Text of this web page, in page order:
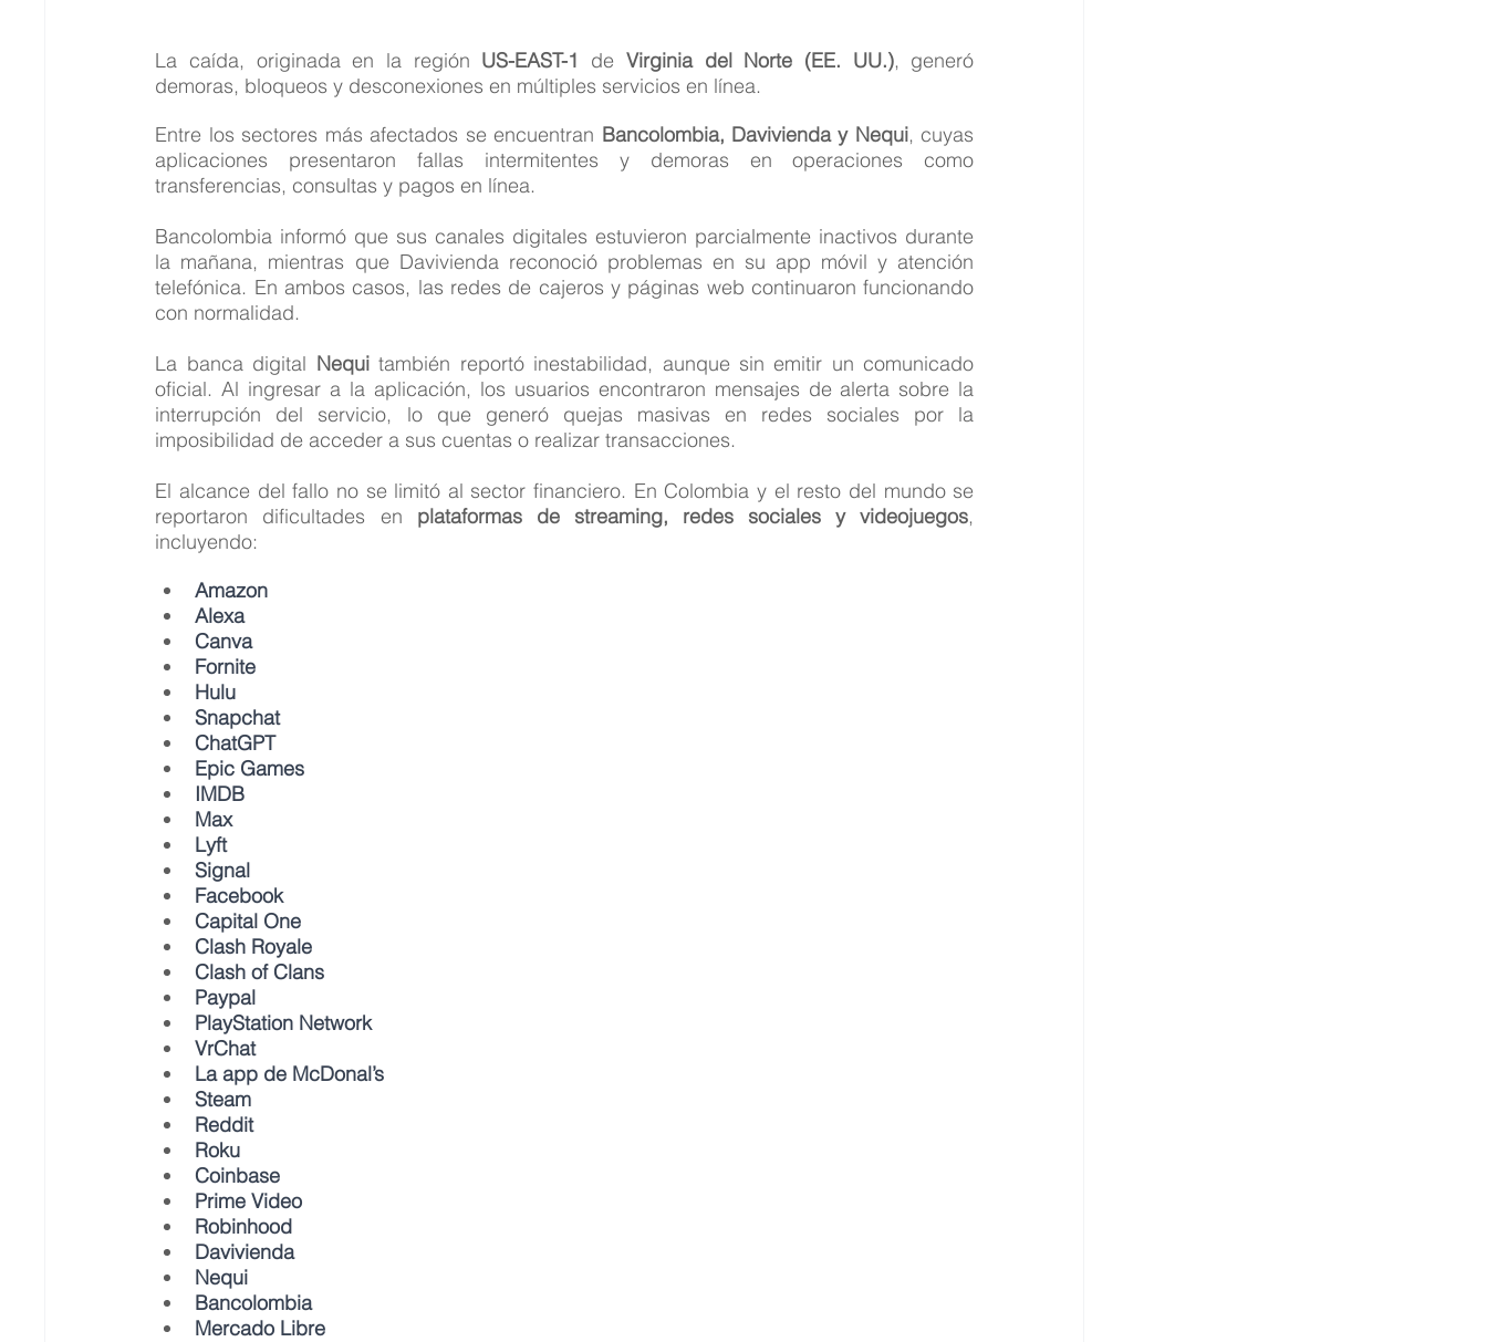
La caída, originada en la región US-EAST-1 de Virginia del Norte (EE. UU.), generó
demoras, bloqueos y desconexiones en múltiples servicios en línea.
Entre los sectores más afectados se encuentran Bancolombia, Davivienda y Nequi, cuyas
aplicaciones presentaron fallas intermitentes y demoras en operaciones como
transferencias, consultas y pagos en línea.
Bancolombia informó que sus canales digitales estuvieron parcialmente inactivos durante
la mañana, mientras que Davivienda reconoció problemas en su app móvil y atención
telefónica. En ambos casos, las redes de cajeros y páginas web continuaron funcionando
con normalidad.
La banca digital Nequi también reportó inestabilidad, aunque sin emitir un comunicado
oficial. Al ingresar a la aplicación, los usuarios encontraron mensajes de alerta sobre la
interrupción del servicio, lo que generó quejas masivas en redes sociales por la
imposibilidad de acceder a sus cuentas o realizar transacciones.
El alcance del fallo no se limitó al sector financiero. En Colombia y el resto del mundo se
reportaron dificultades en plataformas de streaming, redes sociales y videojuegos,
incluyendo:
Amazon
Alexa
Canva
Fornite
Hulu
Snapchat
ChatGPT
Epic Games
IMDB
Max
Lyft
Signal
Facebook
Capital One
Clash Royale
Clash of Clans
Paypal
PlayStation Network
VrChat
La app de McDonal’s
Steam
Reddit
Roku
Coinbase
Prime Video
Robinhood
Davivienda
Nequi
Bancolombia
Mercado Libre